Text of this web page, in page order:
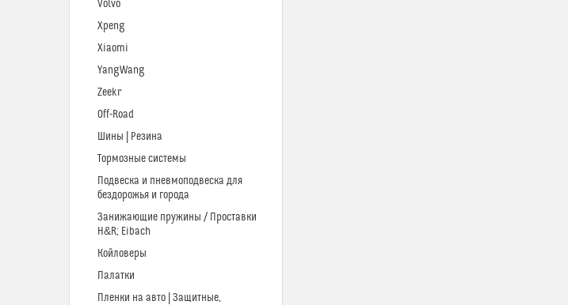
Volvo
Xpeng
Xiaomi
YangWang
Zeekr
Off-Road
Шины | Резина
Тормозные системы
Подвеска и пневмоподвеска для
бездорожья и города
Занижающие пружины / Проставки
H&R; Eibach
Койловеры
Палатки
Пленки на авто | Защитные,